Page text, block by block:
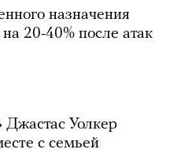
назначения
20-40% после атак
Джастас Уолкер
с семьей